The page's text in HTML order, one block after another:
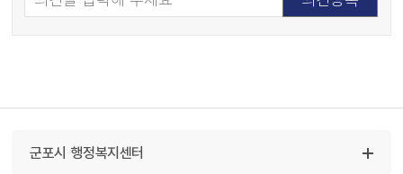
군포시 행정복지센터